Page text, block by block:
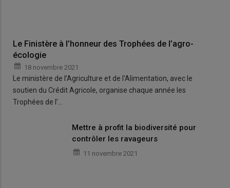
Le Finistère à l’honneur des Trophées de l’agro-
écologie
18 novembre 2021
Le ministère de l’Agriculture et de l'Alimentation, avec le
soutien du Crédit Agricole, organise chaque année les
Trophées de l’…
Mettre à profit la biodiversité pour
contrôler les ravageurs
11 novembre 2021